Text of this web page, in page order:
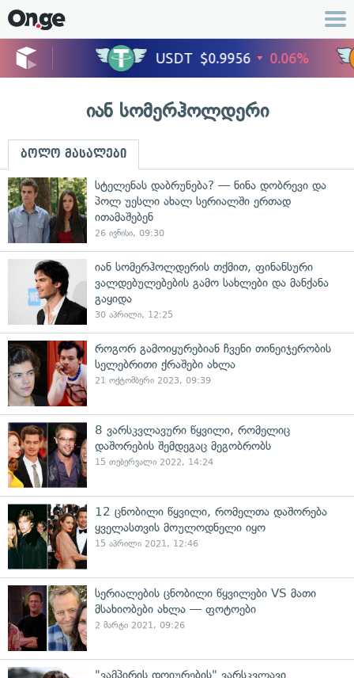
იან სომერჰოლდერი
ბოლო მასალები
სტელენას დაბრუნება? — ნინა დობრევი და
პოლ უესლი ახალ სერიალში ერთად
ითამაშებენ
26 ივნისი, 09:30
იან სომერჰოლდერის თქმით, ფინანსური
ვალდებულებების გამო სახლები და მანქანა
გაყიდა
30 აპრილი, 12:25
როგორ გამოიყურებიან ჩვენი თინეიჯერობის
სელებრითი ქრაშები ახლა
21 ოქტომბერი 2023, 09:39
8 ვარსკვლავური წყვილი, რომელიც
დაშორების შემდეგაც მეგობრობს
15 თებერვალი 2022, 14:24
12 ცნობილი წყვილი, რომელთა დაშორება
ყველასთვის მოულოდნელი იყო
15 აპრილი 2021, 12:46
სერიალების ცნობილი წყვილები VS მათი
მსახიობები ახლა — ფოტოები
2 მარტი 2021, 09:26
"ვამპირის დღიურების" ვარსკვლავი